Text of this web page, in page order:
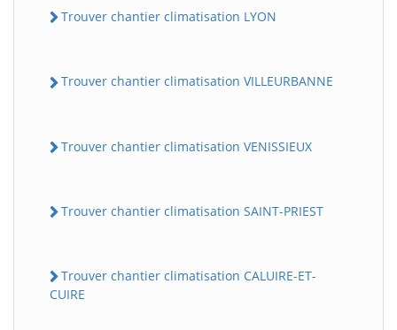
Trouver chantier climatisation LYON
Trouver chantier climatisation VILLEURBANNE
Trouver chantier climatisation VENISSIEUX
Trouver chantier climatisation SAINT-PRIEST
Trouver chantier climatisation CALUIRE-ET-
CUIRE